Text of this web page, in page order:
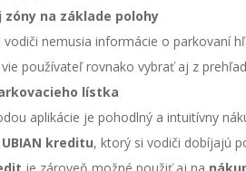
zóny na základe polohy
vodiči nemusia informácie o parkovaní
používateľ rovnako vybrať aj z
lístka
aplikácie je pohodlný a intuitívny
UBIAN kreditu, ktorý si vodiči dobíjajú
je zároveň možné použiť aj na